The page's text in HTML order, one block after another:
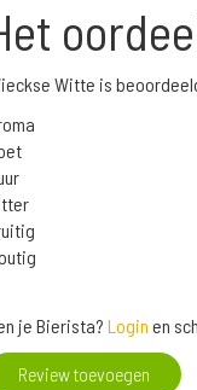
Witte is
je Bierista? Login en
Review toevoegen